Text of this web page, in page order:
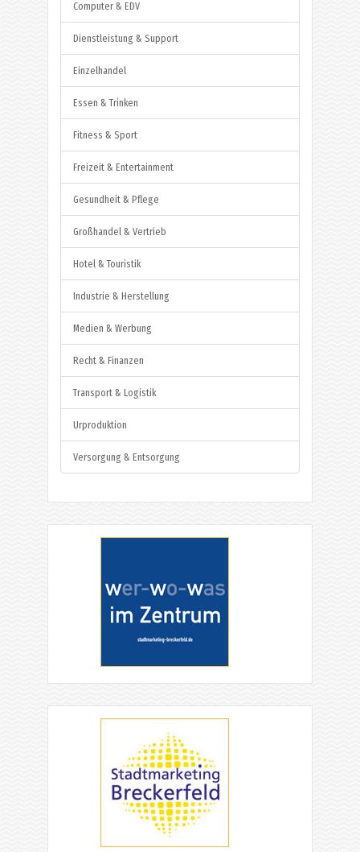
Computer & EDV
Dienstleistung & Support
Einzelhandel
Essen & Trinken
Fitness & Sport
Freizeit & Entertainment
Gesundheit & Pflege
Großhandel & Vertrieb
Hotel & Touristik
Industrie & Herstellung
Medien & Werbung
Recht & Finanzen
Transport & Logistik
Urproduktion
Versorgung & Entsorgung